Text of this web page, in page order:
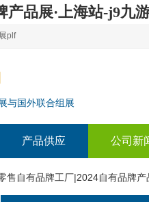
产品展·上海站-j9九
展|oem展
牌代加工展
plf
与国外联合组展
产品供应 公司新
售自有品牌工厂|2024自有品牌产